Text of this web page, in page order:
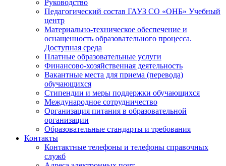
Руководство
Педагогический состав ГАУЗ СО «ОНБ» Учебный
центр
Материально-техническое обеспечение и
оснащенность образовательного процесса.
Доступная среда
Платные образовательные услуги
Финансово-хозяйственная деятельность
Вакантные места для приема (перевода)
обучающихся
Стипендии и меры поддержки обучающихся
Международное сотрудничество
Организация питания в образовательной
организации
Образовательные стандарты и требования
Контакты
Контактные телефоны и телефоны справочных
служб